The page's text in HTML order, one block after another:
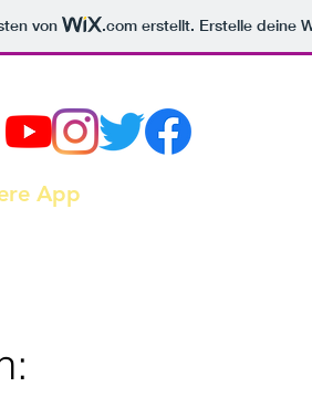
von .com erstellt. Erstelle deine
App